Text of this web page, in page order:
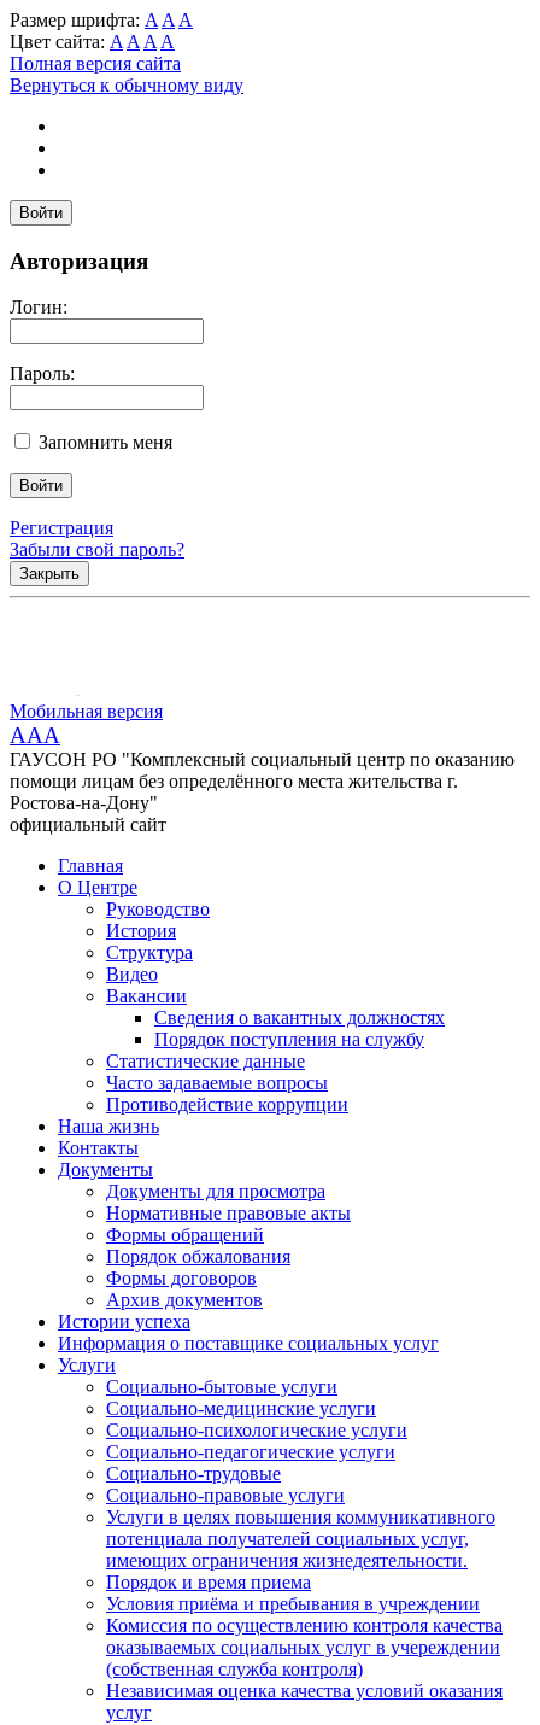
Размер шрифта: A A A
Цвет сайта: A A A A
Полная версия сайта
Вернуться к обычному виду
Войти
Авторизация
Логин:
Пароль:
Запомнить меня
Регистрация
Забыли свой пароль?
Закрыть
Мобильная версия
AAA
ГАУСОН РО "Комплексный социальный центр по оказанию
помощи лицам без определённого места жительства г.
Ростова-на-Дону"
официальный сайт
Главная
О Центре
Руководство
История
Структура
Видео
Вакансии
Сведения о вакантных должностях
Порядок поступления на службу
Статистические данные
Часто задаваемые вопросы
Противодействие коррупции
Наша жизнь
Контакты
Документы
Документы для просмотра
Нормативные правовые акты
Формы обращений
Порядок обжалования
Формы договоров
Архив документов
Истории успеха
Информация о поставщике социальных услуг
Услуги
Социально-бытовые услуги
Социально-медицинские услуги
Социально-психологические услуги
Социально-педагогические услуги
Социально-трудовые
Социально-правовые услуги
Услуги в целях повышения коммуникативного
потенциала получателей социальных услуг,
имеющих ограничения жизнедеятельности.
Порядок и время приема
Условия приёма и пребывания в учреждении
Комиссия по осуществлению контроля качества
оказываемых социальных услуг в учереждении
(собственная служба контроля)
Независимая оценка качества условий оказания
услуг